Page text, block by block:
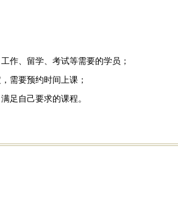
作、留学、考试等需要的学员；
需要预约时间上课；
足自己要求的课程。